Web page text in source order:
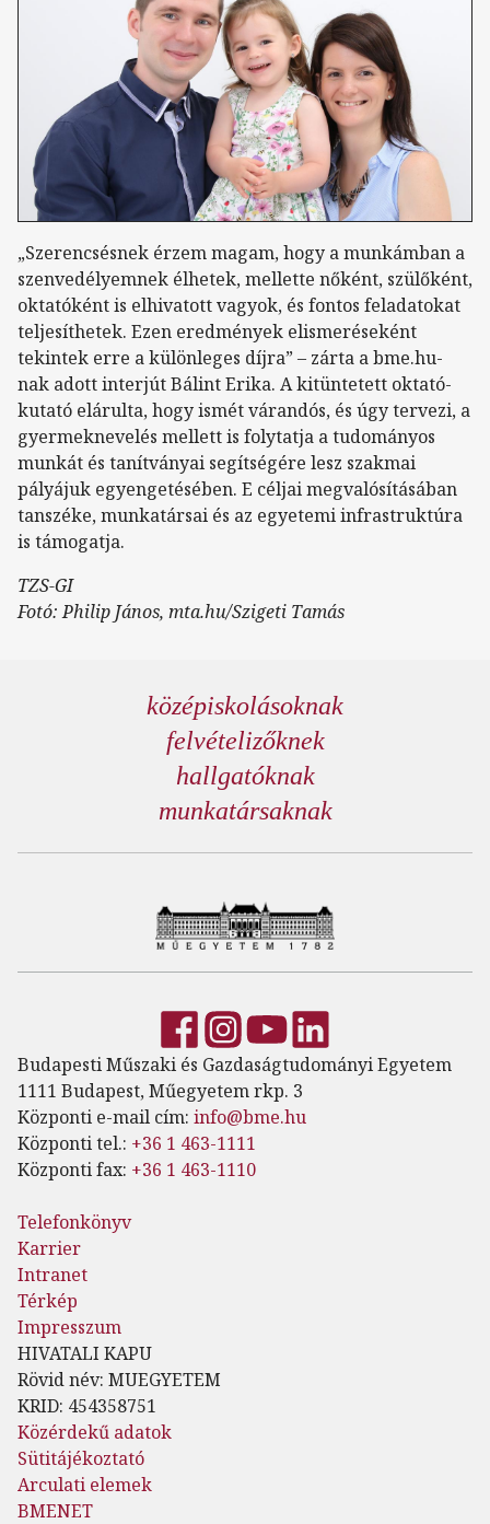
„Szerencsésnek érzem magam, hogy a munkámban a
szenvedélyemnek élhetek, mellette nőként, szülőként,
oktatóként is elhivatott vagyok, és fontos feladatokat
teljesíthetek. Ezen eredmények elismeréseként
tekintek erre a különleges díjra” – zárta a bme.hu-
nak adott interjút Bálint Erika. A kitüntetett oktató-
kutató elárulta, hogy ismét várandós, és úgy tervezi, a
gyermeknevelés mellett is folytatja a tudományos
munkát és tanítványai segítségére lesz szakmai
pályájuk egyengetésében. E céljai megvalósításában
tanszéke, munkatársai és az egyetemi infrastruktúra
is támogatja.
TZS-GI
Fotó: Philip János, mta.hu/Szigeti Tamás
középiskolásoknak
felvételizőknek
hallgatóknak
munkatársaknak
Budapesti Műszaki és Gazdaságtudományi Egyetem
1111 Budapest, Műegyetem rkp. 3
Központi e-mail cím: info@bme.hu
Központi tel.: +36 1 463-1111
Központi fax: +36 1 463-1110
Telefonkönyv
Karrier
Intranet
Térkép
Impresszum
HIVATALI KAPU
Rövid név: MUEGYETEM
KRID: 454358751
Közérdekű adatok
Sütitájékoztató
Arculati elemek
BMENET